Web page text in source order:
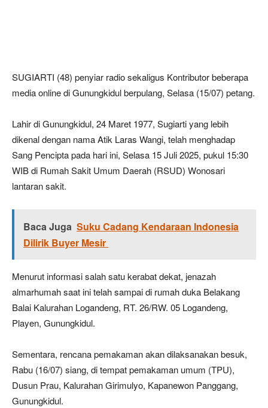
SUGIARTI (48) penyiar radio sekaligus Kontributor beberapa
media online di Gunungkidul berpulang, Selasa (15/07) petang.
Lahir di Gunungkidul, 24 Maret 1977, Sugiarti yang lebih
dikenal dengan nama Atik Laras Wangi, telah menghadap
Sang Pencipta pada hari ini, Selasa 15 Juli 2025, pukul 15:30
WIB di Rumah Sakit Umum Daerah (RSUD) Wonosari
lantaran sakit.
Baca Juga Suku Cadang Kendaraan Indonesia
Dilirik Buyer Mesir
Menurut informasi salah satu kerabat dekat, jenazah
almarhumah saat ini telah sampai di rumah duka Belakang
Balai Kalurahan Logandeng, RT. 26/RW. 05 Logandeng,
Playen, Gunungkidul.
Sementara, rencana pemakaman akan dilaksanakan besuk,
Rabu (16/07) siang, di tempat pemakaman umum (TPU),
Dusun Prau, Kalurahan Girimulyo, Kapanewon Panggang,
Gunungkidul.